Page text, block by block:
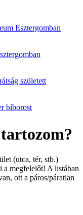
Esztergomban
született
bíborost
(utca, tér, stb.)
a megfelelőt! A listában
ott a páros/páratlan